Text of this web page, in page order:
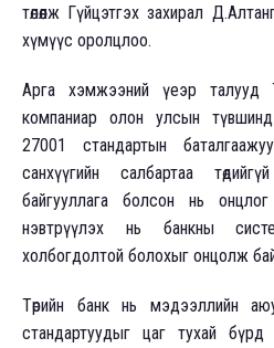
төлөөлж Гүйцэтгэх захирал
хүмүүс оролцлоо.
Арга хэмжээний үеэр талууд
компаниар олон улсын түвшинд
27001 стандартын
санхүүгийн салбартаа
байгууллага болсон нь
нэвтрүүлэх нь банкны
холбогдолтой болохыг онцолж
Төрийн банк нь мэдээллийн
стандартуудыг цаг тухай